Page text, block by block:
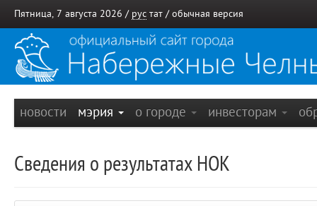
Пятница, 7 августа 2026 / рус тат / обычная версия
новости мэрия о городе инвесторам
Сведения о результатах НОК